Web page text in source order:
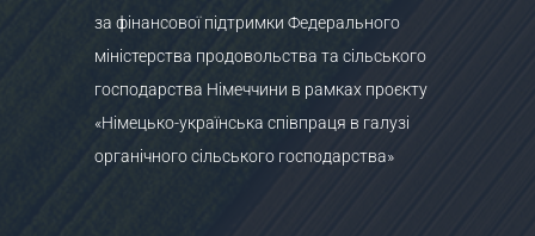
за фінансової підтримки Федерального
міністерства продовольства та сільського
господарства Німеччини в рамках проєкту
«Німецько-українська співпраця в галузі
органічного сільського господарства»